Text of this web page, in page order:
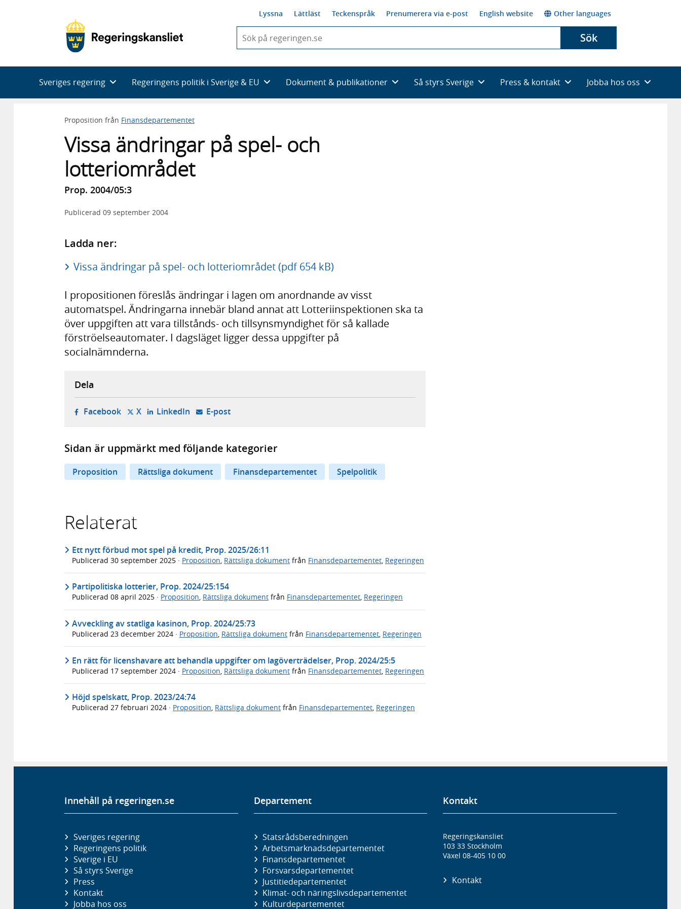
Lyssna Lättläst Teckenspråk Prenumerera via e-post English website Other languages
du
skriva
framträder
en
Sök
Sveriges regering Regeringens politik i Sverige & EU Dokument & publikationer Så styrs Sverige Press & kontakt Jobba hos oss
Proposition från Finansdepartementet
Vissa ändringar på spel- och
lotteriområdet
Prop. 2004/05:3
Publicerad 09 september 2004
Ladda ner:
Vissa ändringar på spel- och lotteriområdet (pdf 654 kB)
I propositionen föreslås ändringar i lagen om anordnande av visst
automatspel. Ändringarna innebär bland annat att Lotteriinspektionen ska ta
över uppgiften att vara tillstånds- och tillsynsmyndighet för så kallade
förströelseautomater. I dagsläget ligger dessa uppgifter på
socialnämnderna.
Dela
Facebook- öppnas i ny flik, extern webbplats,
X- öppnas i ny flik, extern webbplats,
LinkedIn- öppnas i ny flik, extern webbplats,
E-post- öppnar din e-postklient,
Sidan är uppmärkt med följande kategorier
Proposition Rättsliga dokument Finansdepartementet Spelpolitik
Relaterat
Ett nytt förbud mot spel på kredit, Prop. 2025/26:11
Publicerad 30 september 2025 · Proposition Rättsliga dokument från Finansdepartementet Regeringen
Partipolitiska lotterier, Prop. 2024/25:154
Publicerad 08 april 2025 · Proposition, Rättsliga dokument från Finansdepartementet, Regeringen
Avveckling av statliga kasinon, Prop. 2024/25:73
Publicerad 23 december 2024 · Proposition, Rättsliga dokument från Finansdepartementet, Regeringen
En rätt för licenshavare att behandla uppgifter om lagöverträdelser, Prop. 2024/25:5
Publicerad 17 september 2024 · Proposition Rättsliga dokument från Finansdepartementet Regeringen
Höjd spelskatt, Prop. 2023/24:74
Publicerad 27 februari 2024 · Proposition, Rättsliga dokument från Finansdepartementet, Regeringen
Innehåll på regeringen.se
Sveriges regering
Regeringens politik
Sverige i EU
Så styrs Sverige
Press
Kontakt
Jobba hos oss
Departement
Statsrådsberedningen
Arbetsmarknads­departementet
Finans­departementet
Försvars­departementet
Justitie­departementet
Klimat- och näringslivs­departementet
Kultur­departementet
Kontakt
Regeringskansliet
103 33 Stockholm
Växel 08-405 10 00
Kontakt